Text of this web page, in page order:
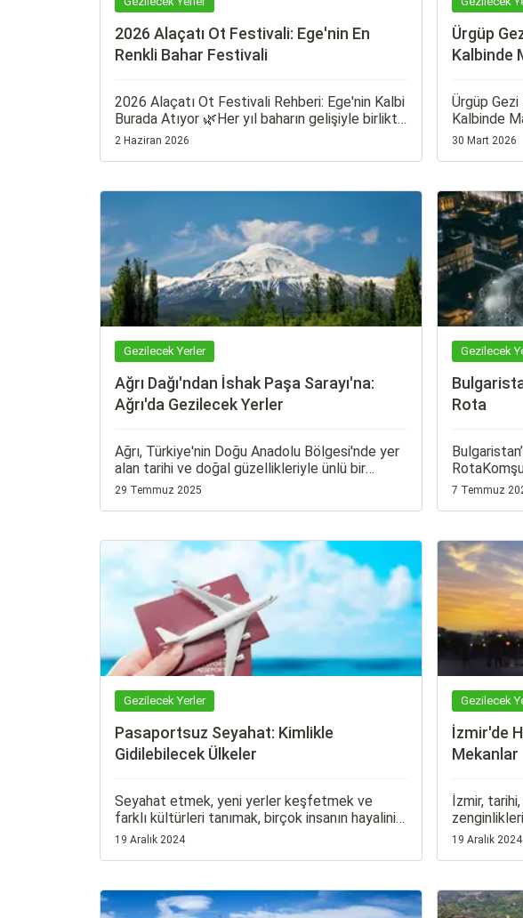
2026 Alaçatı Ot Festivali: Ege'nin En
Renkli Bahar Festivali
2026 Alaçatı Ot Festivali Rehberi: Ege'nin Kalbi
Burada Atıyor 🌿Her yıl baharın gelişiyle birlikte
Ege'nin en renkli etkinliklerinden biri olan
Taş sokakları, begonvillerle süslenmiş evleri ve
döneminde adeta bir açık hava şölenine
dönüşüyor.
2 Haziran 2026
Ürgüp
Kalbinde
Ürgüp Gezi
Kalbinde
en
kendinizi
30 Mart 2026
Gezilecek Yerler
Ağrı Dağı'ndan İshak Paşa Sarayı'na:
Ağrı'da Gezilecek Yerler
Ağrı, Türkiye'nin Doğu Anadolu Bölgesi'nde yer
alan tarihi ve doğal güzellikleriyle ünlü bir
şehirdir. İşte Ağrı'da gezilecek yerler:1.
29 Temmuz 2025
Gezilecek
Rota
doğal
isteyin,
dinlendirici
7 Temmuz
Gezilecek Yerler
Pasaportsuz Seyahat: Kimlikle
Gidilebilecek Ülkeler
Seyahat etmek, yeni yerler keşfetmek ve
farklı kültürleri tanımak, birçok insanın hayalini
süsler. Ancak pasaport işlemleri ve vize süreci
19 Aralık 2024
Gezilecek
İzmir'de
Mekanlar
İzmir,
ideal bir şehir. İzmir'in
19 Aralık 2024